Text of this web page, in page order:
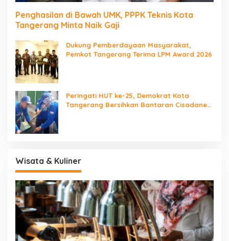
Penghasilan di Bawah UMK, PPPK Teknis Kota
Tangerang Minta Naik Gaji
Dukung Pemberdayaan Masyarakat,
Pemkot Tangerang Terima LPM Award 2026
Peringati HUT ke-25, Demokrat Kota
Tangerang Bersihkan Bantaran Cisadane
Wisata & Kuliner